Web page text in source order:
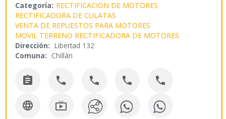
Categoría: RECTIFICACION DE MOTORES
RECTIFICADORA DE CULATAS
VENTA DE REPUESTOS PARA MOTORES
MOVIL TERRENO RECTIFICADORA DE MOTORES
Dirección: Libertad 132
Comuna: Chillán
    
 